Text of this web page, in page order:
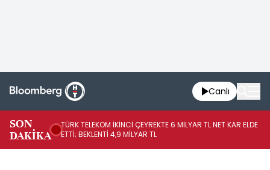
Canlı
SON
DAKİKA
TÜRK TELEKOM İKİNCİ ÇEYREKTE 6 MİLYAR TL NET KAR ELDE
ETTİ; BEKLENTİ 4,9 MİLYAR TL